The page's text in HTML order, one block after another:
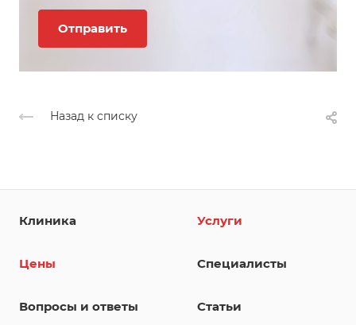
Назад к списку
Клиника Услуги
Цены Специалисты
Вопросы и ответы Статьи